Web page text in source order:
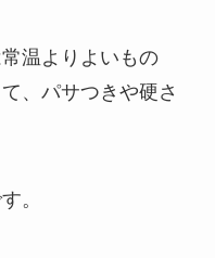
温よりよいもの
、パサつきや硬さ
。